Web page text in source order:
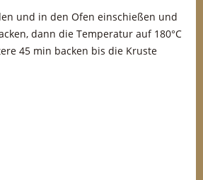
und in den Ofen einschießen und
dann die Temperatur auf 180°C
45 min backen bis die Kruste